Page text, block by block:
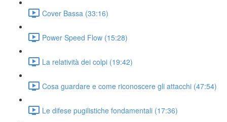
Cover Bassa (33:16)
Power Speed Flow (15:28)
La relatività dei colpi (19:42)
Cosa guardare e come riconoscere gli attacchi (47:54)
Le difese pugilistiche fondamentali (17:36)